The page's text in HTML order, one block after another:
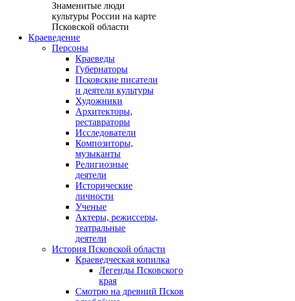
Знаменитые люди
культуры России на карте
Псковской области
Краеведение
Персоны
Краеведы
Губернаторы
Псковские писатели
и деятели культуры
Художники
Архитекторы,
реставраторы
Исследователи
Композиторы,
музыканты
Религиозные
деятели
Исторические
личности
Ученые
Актеры, режиссеры,
театральные
деятели
История Псковской области
Краеведческая копилка
Легенды Псковского
края
Смотрю на древний Псков